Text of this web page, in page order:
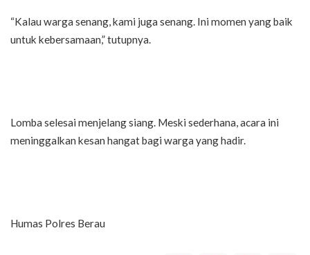
“Kalau warga senang, kami juga senang. Ini momen yang baik
untuk kebersamaan,” tutupnya.
Lomba selesai menjelang siang. Meski sederhana, acara ini
meninggalkan kesan hangat bagi warga yang hadir.
Humas Polres Berau